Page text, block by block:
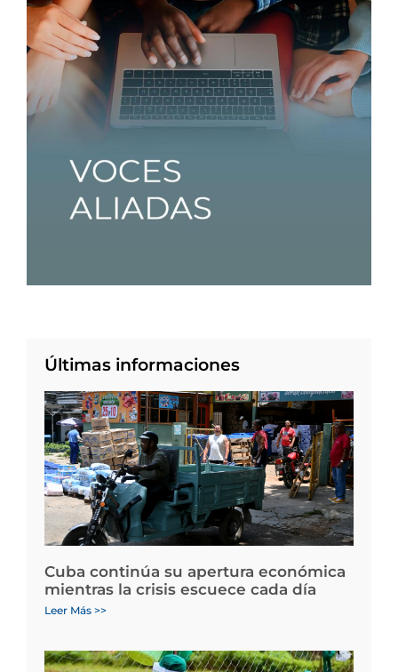
Últimas informaciones
Cuba continúa su apertura económica
mientras la crisis escuece cada día
Leer Más >>